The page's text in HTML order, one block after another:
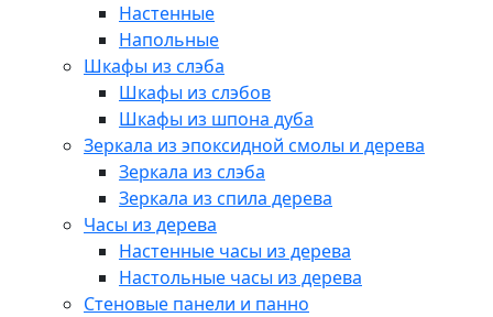
Настенные
Напольные
Шкафы из слэба
Шкафы из слэбов
Шкафы из шпона дуба
Зеркала из эпоксидной смолы и дерева
Зеркала из слэба
Зеркала из спила дерева
Часы из дерева
Настенные часы из дерева
Настольные часы из дерева
Стеновые панели и панно